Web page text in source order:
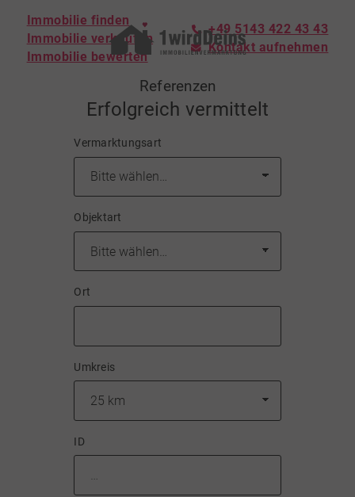
Immobilie finden
Immobilie verkaufen
Immobilie bewerten
+49 5143 422 43 43
Kontakt aufnehmen
Referenzen
Erfolgreich vermittelt
Vermarktungsart
Objektart
Ort
Umkreis
ID